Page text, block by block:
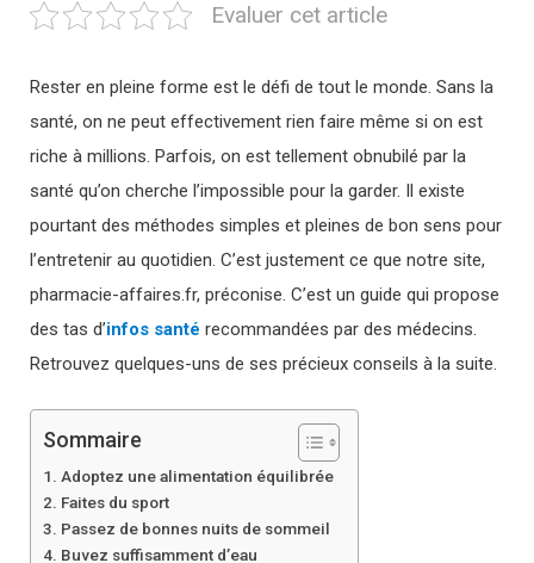
Evaluer cet article
Rester en pleine forme est le défi de tout le monde. Sans la
santé, on ne peut effectivement rien faire même si on est
riche à millions. Parfois, on est tellement obnubilé par la
santé qu’on cherche l’impossible pour la garder. Il existe
pourtant des méthodes simples et pleines de bon sens pour
l’entretenir au quotidien. C’est justement ce que notre site,
pharmacie-affaires.fr, préconise. C’est un guide qui propose
des tas d’infos santé recommandées par des médecins.
Retrouvez quelques-uns de ses précieux conseils à la suite.
Sommaire
Adoptez une alimentation équilibrée
Faites du sport
Passez de bonnes nuits de sommeil
Buvez suffisamment d’eau